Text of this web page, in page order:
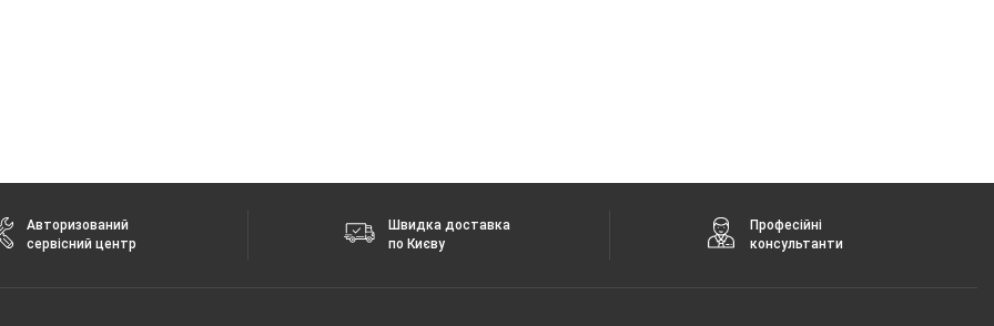
Авторизований
сервісний центр
Швидка доставка
по Києву
Професійні
консультанти